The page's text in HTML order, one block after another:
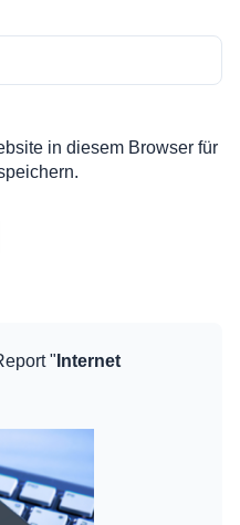
in diesem Browser für
" Internet